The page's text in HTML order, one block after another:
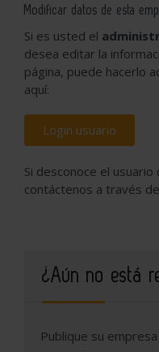
Modificar datos de esta
Si es usted el
desea editar la
página, puede hacerlo
aquí:
Login usuario
Si desconoce el
contáctenos a través de
¿Aún no está
Publique su empresa